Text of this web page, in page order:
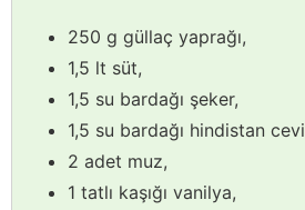
250 g güllaç yaprağı,
1,5 lt süt,
1,5 su bardağı şeker,
1,5 su bardağı hindistan
2 adet muz,
1 tatlı kaşığı vanilya,